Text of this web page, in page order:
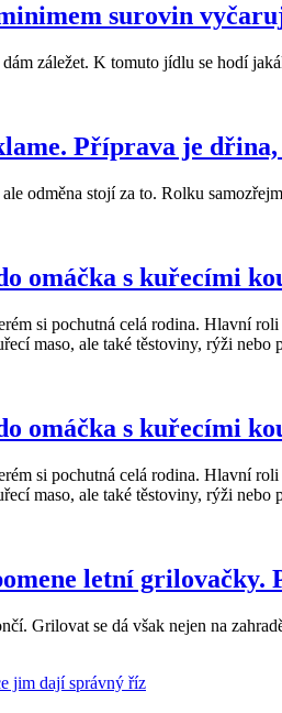
surovin
záležet. K tomuto jídlu se hodí
Příprava je
odměna stojí za to. Rolku
omáčka s kuřecími
si pochutná celá rodina. Hlavní
maso, ale také těstoviny, rýži nebo
omáčka s kuřecími
si pochutná celá rodina. Hlavní
maso, ale také těstoviny, rýži nebo
letní
Grilovat se dá však nejen na